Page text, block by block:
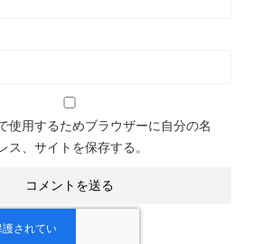
使用するためブラウザーに自分の名
ス、サイトを保存する。